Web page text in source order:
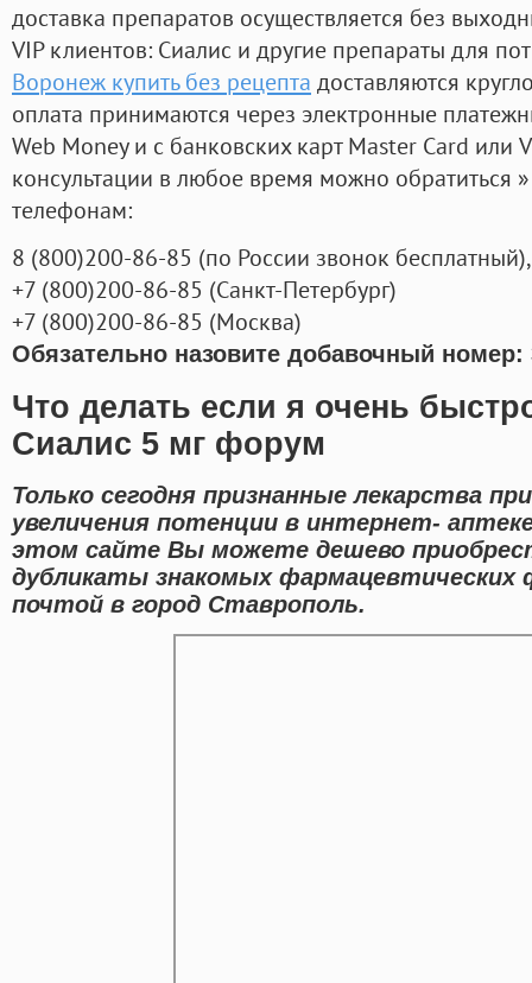
доставка препаратов осуществляется без
VIP клиентов: Сиалис и другие препараты для
Воронеж купить без рецепта доставляются
оплата принимаются через электронные
Web Money и с банковских карт Master Card или
консультации в любое время можно обратиться
телефонам:
8 (800)200-86-85 (по России звонок бесплатный),
+7 (800)200-86-85 (Санкт-Петербург)
+7 (800)200-86-85 (Москва)
Обязательно назовите добавочный номер:
Что делать если я очень
Сиалис 5 мг форум
Только сегодня признанные лекарства
увеличения потенции в интернет-
этом сайте Вы можете дешево
дубликаты знакомых фармацевтических
почтой в город Ставрополь.